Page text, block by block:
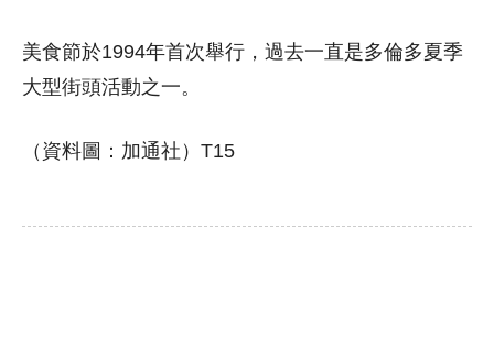
美食節於1994年首次舉行，過去一直是多倫多夏季
大型街頭活動之一。
（資料圖：加通社）T15